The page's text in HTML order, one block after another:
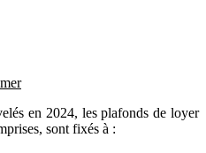
en 2024, les plafonds de loyer
sont fixés à :